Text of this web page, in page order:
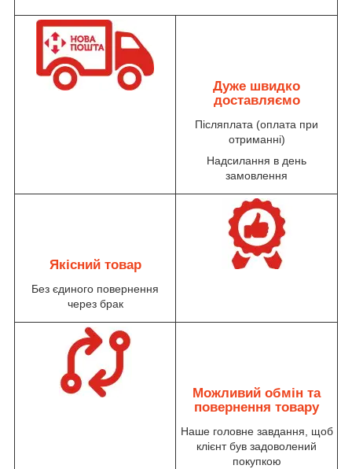
Дуже швидко
доставляємо
Післяплата (оплата при
отриманні)
Надсилання в день
замовлення
Якісний товар
Без єдиного повернення
через брак
Можливий обмін та
повернення товару
Наше головне завдання, щоб
клієнт був задоволений
покупкою